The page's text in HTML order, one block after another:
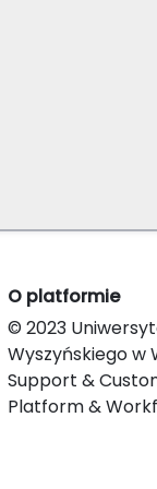
O platformie
© 2023
Wyszyńskiego w
Support &
Platform &